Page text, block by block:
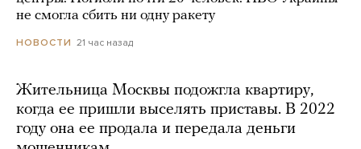
не смогла сбить ни одну ракету
НОВОСТИ 21 час назад
Жительница Москвы подожгла квартиру,
когда ее пришли выселять приставы. В 2022
году она ее продала и передала деньги